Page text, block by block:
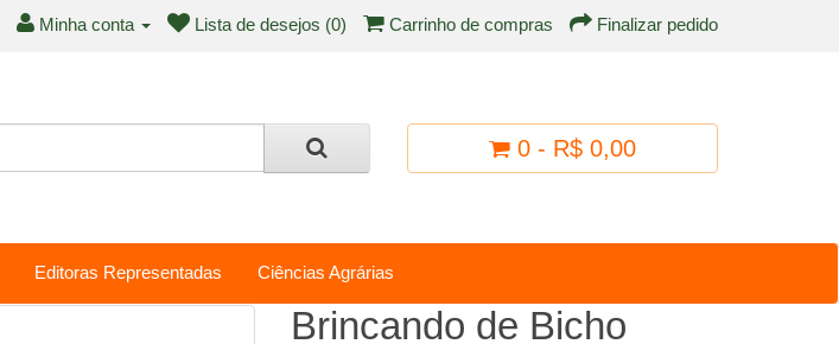
Minha conta Lista de desejos (0) Carrinho de compras Finalizar pedido
0 - R$ 0,00
Editoras Representadas Ciências Agrárias
Brincando de Bicho